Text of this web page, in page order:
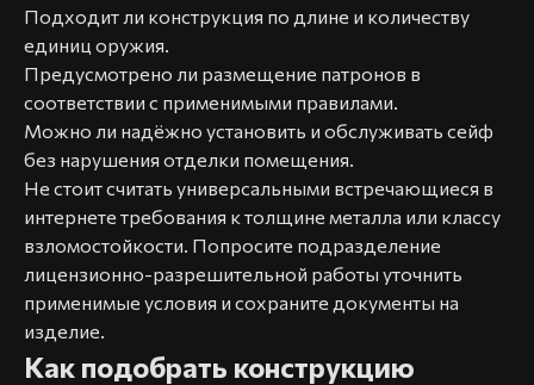
Подходит ли конструкция по длине и количеству
единиц оружия.
Предусмотрено ли размещение патронов в
соответствии с применимыми правилами.
Можно ли надёжно установить и обслуживать сейф
без нарушения отделки помещения.
Не стоит считать универсальными встречающиеся в
интернете требования к толщине металла или классу
взломостойкости. Попросите подразделение
лицензионно-разрешительной работы уточнить
применимые условия и сохраните документы на
изделие.
Как подобрать конструкцию